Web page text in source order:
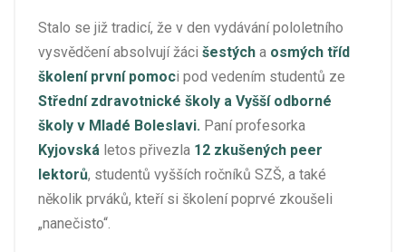
Stalo se již tradicí, že v den vydávání pololetního
vysvědčení absolvují žáci šestých a osmých tříd
školení první pomoci pod vedením studentů ze
Střední zdravotnické školy a Vyšší odborné
školy v Mladé Boleslavi. Paní profesorka
Kyjovská letos přivezla 12 zkušených peer
lektorů, studentů vyšších ročníků SZŠ, a také
několik prváků, kteří si školení poprvé zkoušeli
„nanečisto“.